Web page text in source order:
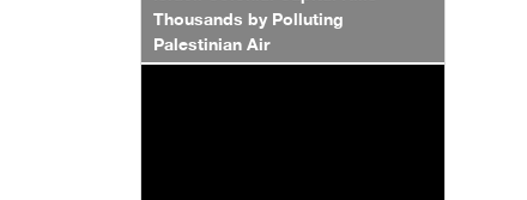
Thousands by Polluting
Palestinian Air